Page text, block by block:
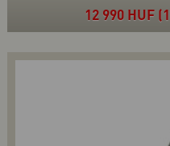
12 990 HUF